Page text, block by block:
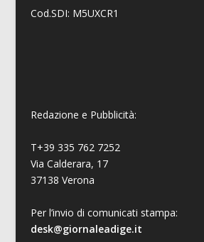
Cod.SDI: M5UXCR1
Redazione e Pubblicità:
T+39 335 762 7252
Via Calderara, 17
37138 Verona
Per l’invio di comunicati stampa:
desk@giornaleadige.it